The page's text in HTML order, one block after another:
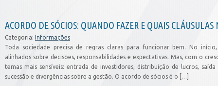
ACORDO DE SÓCIOS: QUANDO FAZER E QUAIS
Categoria: Informações
Toda sociedade precisa de regras claras para funcionar bem. No
alinhados sobre decisões, responsabilidades e expectativas. Mas, com o
temas mais sensíveis: entrada de investidores, distribuição de lucros,
sucessão e divergências sobre a gestão. O acordo de sócios é o […]